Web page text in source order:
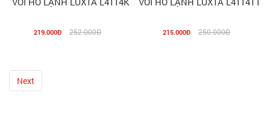
219.000Đ 252.000Đ 215.000Đ 250.000Đ
Next